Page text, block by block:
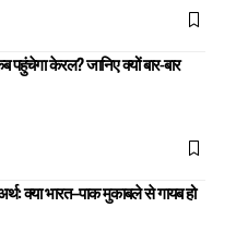
केरल? जानिए क्यों बार-बार
क्या भारत–पाक मुकाबले से गायब हो